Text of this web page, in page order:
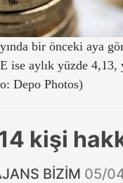
bir önceki aya
ise aylık yüzde 4,13,
Depo Photos)
kişi
BİZİM 05/